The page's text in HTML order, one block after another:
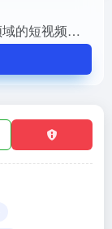
海豚知道是一个专注于知识付费领域的短视频教育平台。它主要服务于内容创作者，帮助他们在平台上实现知识变现。